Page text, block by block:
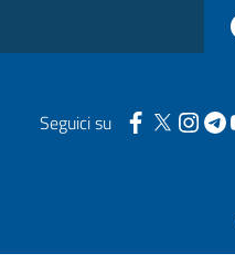
Seguici su